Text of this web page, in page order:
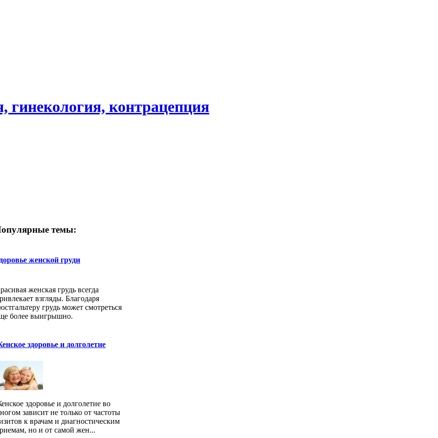
контрацепция
темы:
женской груди
женская грудь всегда
взгляды. Благодаря
грудь может смотреться
более выигрышно.
здоровье и долголетие
здоровье и долголетие во
зависит не только от частоты
к врачам и диагностическим
но и от самой жен...